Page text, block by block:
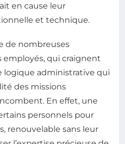
en cause leur
et technique.
de nombreuses
qui craignent
logique administrative qui
des missions
En effet, une
personnels pour
renouvelable sans leur